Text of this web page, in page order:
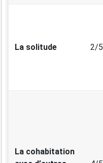
La solitude 2/5
La cohabitation